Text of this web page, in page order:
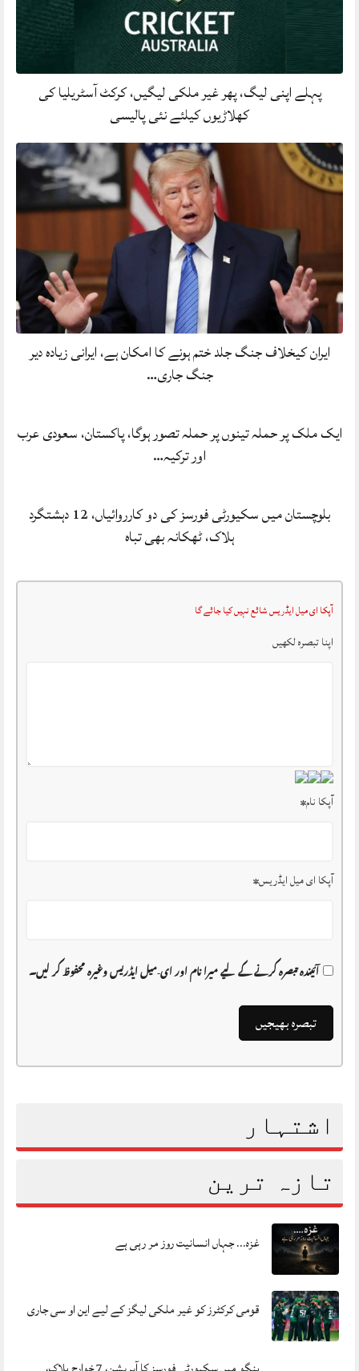
پہلے اپنی لیگ، پھر غیر ملکی لیگیں، کرکٹ آسٹریلیا کی
کھلاڑیوں کیلئے نئی پالیسی
ایران کیخلاف جنگ جلد ختم ہونے کا امکان ہے، ایرانی زیادہ دیر
جنگ جاری…
ایک ملک پر حملہ تینوں پر حملہ تصور ہوگا، پاکستان، سعودی عرب
اور ترکیہ…
بلوچستان میں سکیورٹی فورسز کی دو کارروائیاں، 12 دہشتگرد
ہلاک، ٹھکانہ بھی تباہ
آپکا ای میل ایڈریس شائع نہیں کیا جائے گا
اپنا تبصرہ لکھیں
آپکا نام*
آپکا ای میل ایڈریس*
آئیندہ تبصرہ کرنے کے لیے میرا نام اور ای-میل ایڈریس وغیرہ محفوظ کر لیں۔
اشتہار
تازہ ترین
غزہ… جہاں انسانیت روز مر رہی ہے
قومی کرکٹرز کو غیر ملکی لیگز کے لیے این او سی جاری